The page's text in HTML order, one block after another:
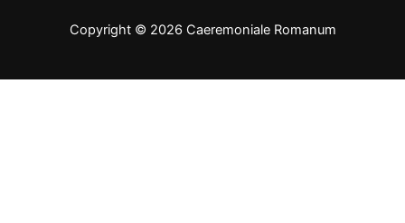
Copyright © 2026 Caeremoniale Romanum